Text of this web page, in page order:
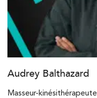
Audrey Balthazard
Masseur-kinésithérapeute